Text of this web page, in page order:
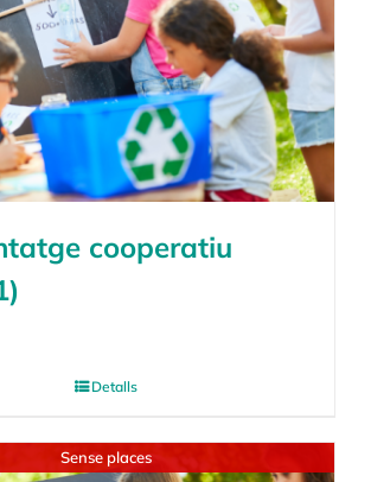
cooperatiu
Detalls
Sense places